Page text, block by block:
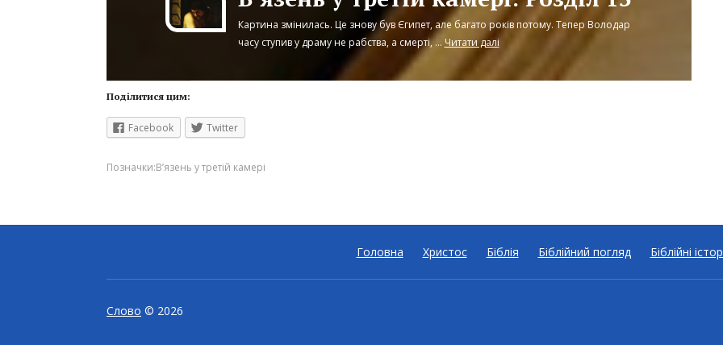
Картина змінилась. Це знову був Єгипет, але багато років потому. Тепер Володар
часу ступив у драму не рабства, а смерті, ... Читати далі
Поділитися цим:
Facebook Twitter
Позначки:В’язень у третій камері
Головна Христос Біблія Біблійний погляд Біблійні
Слово © 2026